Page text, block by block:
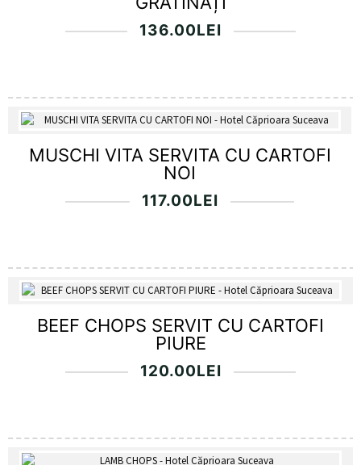
136.00LEI
MUSCHI VITA SERVITA CU CARTOFI
NOI
117.00LEI
BEEF CHOPS SERVIT CU CARTOFI
PIURE
120.00LEI